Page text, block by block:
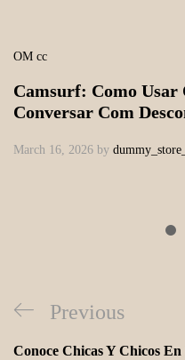
OM cc
Camsurf: Como
Conversar Com
March 16, 2026 by
Previous
Conoce Chicas Y Chicos En